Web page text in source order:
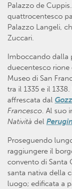
Palazzo de
quattrocentesco
Palazzo Langeli,
Zuccari.
Imboccando dalla
duecentesco rione
Museo di San
tra il 1335 e il
affrescata dal
Francesco. Al suo
Natività del
Proseguendo
raggiungere il
convento di Santa
santa nativa della
luogo; edificata a